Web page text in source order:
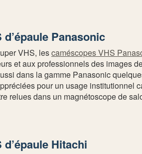
Panasonic
VHS, lescaméscopes VHS
et aux professionnels des images
dans la gamme Panasonic
pour un usage institutionnel
relues dans un magnétoscope de
Hitachi